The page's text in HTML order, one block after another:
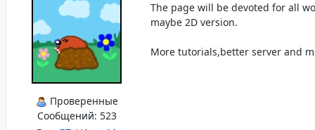
Проверенные
Сообщений: 523
The page will be devoted for all
maybe 2D version.
More tutorials,better server and